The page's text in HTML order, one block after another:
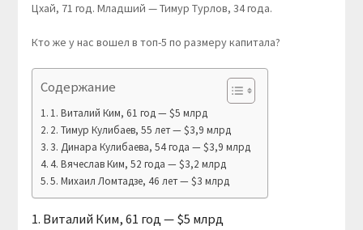
Цхай, 71 год. Младший — Тимур Турлов, 34 года.
Кто же у нас вошел в топ-5 по размеру капитала?
Содержание
1. Виталий Ким, 61 год — $5 млрд
2. Тимур Кулибаев, 55 лет — $3,9 млрд
3. Динара Кулибаева, 54 года — $3,9 млрд
4. Вячеслав Ким, 52 года — $3,2 млрд
5. Михаил Ломтадзе, 46 лет — $3 млрд
1. Виталий Ким, 61 год — $5 млрд